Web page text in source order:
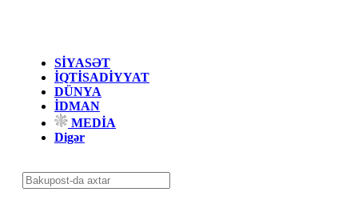
SİYASƏT
İQTİSADİYYAT
DÜNYA
İDMAN
MEDİA
Digər